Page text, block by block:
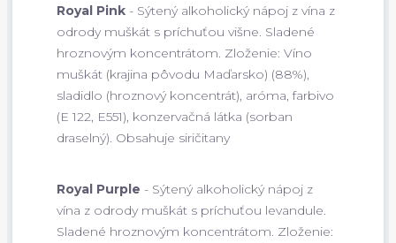
Royal Pink - Sýtený alkoholický nápoj z vína z
odrody muškát s príchuťou višne. Sladené
hroznovým koncentrátom. Zloženie: Víno
muškát (krajina pôvodu Maďarsko) (88%),
sladidlo (hroznový koncentrát), aróma, farbivo
(E 122, E551), konzervačná látka (sorban
draselný). Obsahuje siričitany
Royal Purple - Sýtený alkoholický nápoj z
vína z odrody muškát s príchuťou levandule.
Sladené hroznovým koncentrátom. Zloženie: